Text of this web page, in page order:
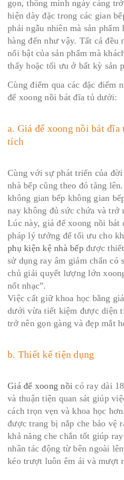
gọn, thông minh ngày càng
hiện dày đặc trong các gian
phải ngẫu nhiên mà sản
hàng đến như vậy. Tất cả đều
nổi bật của sản phẩm mà
thấy hoặc tối ưu ở bất kỳ sản
Cùng điểm qua các đặc điểm
để xoong nồi bát đĩa tủ dưới:
a. Giá để xoong nồi bát
tích
Cùng với sự phát triển của
nhà bếp cũng theo đó tăng
không gian bếp không gian
nay không đủ sức chứa và trở
Lúc này, giá để xoong nồi
pháp lý tưởng để tối ưu cho
phụ kiện kệ nhà bếpđược thiết
sử dụng ray âm giảm chấn có
chủ giải quyết lượng lớn
nốt nhạc”.
Việc cất giữ khoa học bằng
dưới vừa tiết kiệm được diện
trở nên gọn gàng và đẹp mắt
b. Thiết kế tiện dụng
Giá để xoong nồicó ray dài
và thuận tiện quan sát giúp
cách trọn vẹn và khoa học
được trang bị nắp che bảo vệ
khả năng che chắn tốt giúp
nhân tác động từ bên ngoài
kéo trượt luôn êm ái và mượt